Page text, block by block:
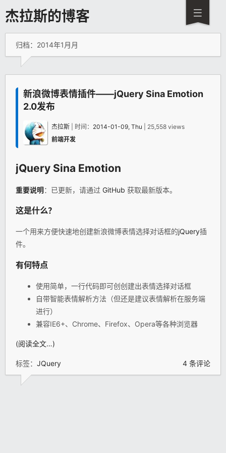
杰拉斯的博客
归档：2014年1月月
新浪微博表情插件——jQuery Sina Emotion
2.0发布
杰拉斯 | 时间： 2014-01-09, Thu | 25,558 views
前端开发
jQuery Sina Emotion
重要说明：已更新，请通过 GitHub 获取最新版本。
这是什么？
一个用来方便快速地创建新浪微博表情选择对话框的jQuery插
件。
有何特点
使用简单，一行代码即可创创建出表情选择对话框
自带智能表情解析方法（但还是建议表情解析在服务端
进行）
兼容IE6+、Chrome、Firefox、Opera等各种浏览器
(阅读全文…)
标签： JQuery 4 条评论